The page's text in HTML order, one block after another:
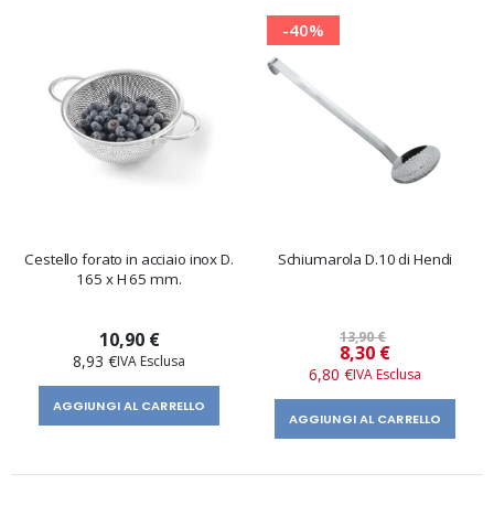
Cestello forato in acciaio inox D.
165 x H 65 mm.
10,90 €
8,93 €
AGGIUNGI AL CARRELLO
-40%
Schiumarola D.10 di Hendi
13,90 €
Prezzo
speciale
8,30 €
6,80 €
AGGIUNGI AL CARRELLO